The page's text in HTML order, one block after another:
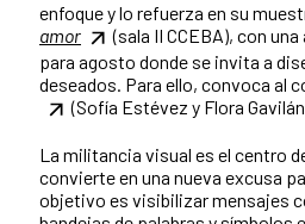
enfoque y lo refuerza en su
amor
(sala II CCEBA), con
para agosto donde se invita a
deseados. Para ello, convoca al
(Sofía Estévez y Flora
La militancia visual es el centro
convierte en una nueva excusa
objetivo es visibilizar mensajes